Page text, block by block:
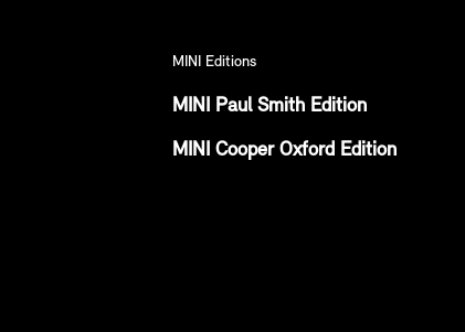
MINI Editions
MINI Paul Smith Edition
MINI Cooper Oxford Edition